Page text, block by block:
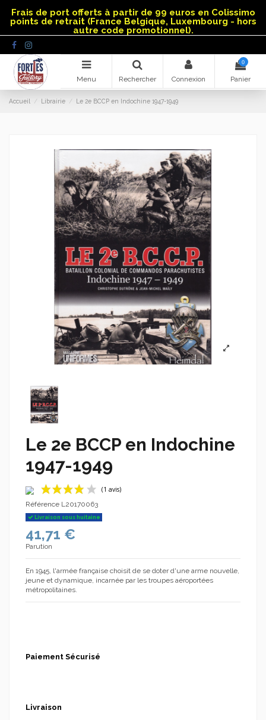
Frais de port offerts à partir de 99 euros en Colissimo
points de retrait (France Belgique, Luxembourg - hors
autre code promotionnel).
Menu Rechercher Connexion
0
Panier
Accueil Librairie Le 2e BCCP en Indochine 1947-1949
Le 2e BCCP en Indochine
1947-1949
(1 avis)
Référence L20170063
Livraison sous huitaine
41,71 €
Parution
En 1945, l'armée française choisit de se doter d'une arme nouvelle,
jeune et dynamique, incarnée par les troupes aéroportées
métropolitaines.
Paiement Sécurisé
Livraison